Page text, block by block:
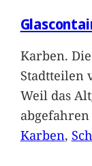
Karben.
Stadtteilen
Weil das
Karben,